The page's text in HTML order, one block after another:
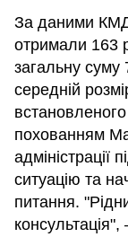
За даними
отримали 163
загальну
середній
похованням
ситуацію та
питання.